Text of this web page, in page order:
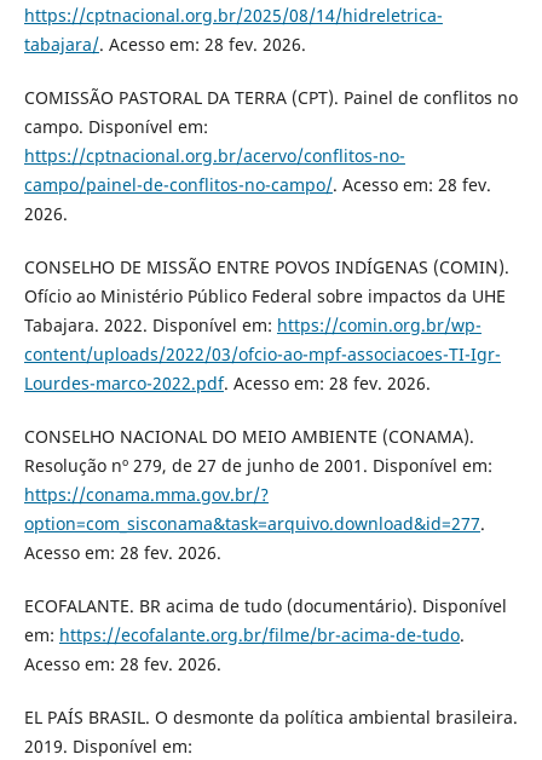
https://cptnacional.org.br/2025/08/14/hidreletrica-
tabajara/. Acesso em: 28 fev. 2026.
COMISSÃO PASTORAL DA TERRA (CPT). Painel de conflitos no
campo. Disponível em:
https://cptnacional.org.br/acervo/conflitos-no-
campo/painel-de-conflitos-no-campo/. Acesso em: 28 fev.
2026.
CONSELHO DE MISSÃO ENTRE POVOS INDÍGENAS (COMIN).
Ofício ao Ministério Público Federal sobre impactos da UHE
Tabajara. 2022. Disponível em: https://comin.org.br/wp-
content/uploads/2022/03/ofcio-ao-mpf-associacoes-TI-Igr-
Lourdes-marco-2022.pdf. Acesso em: 28 fev. 2026.
CONSELHO NACIONAL DO MEIO AMBIENTE (CONAMA).
Resolução nº 279, de 27 de junho de 2001. Disponível em:
https://conama.mma.gov.br/?
option=com_sisconama&task=arquivo.download&id=277.
Acesso em: 28 fev. 2026.
ECOFALANTE. BR acima de tudo (documentário). Disponível
em: https://ecofalante.org.br/filme/br-acima-de-tudo.
Acesso em: 28 fev. 2026.
EL PAÍS BRASIL. O desmonte da política ambiental brasileira.
2019. Disponível em: